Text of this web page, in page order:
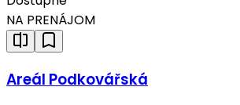
NA PRENÁJOM
Areál Podkovářská